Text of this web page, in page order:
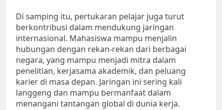
Di samping itu, pertukaran pelajar juga turut
berkontribusi dalam mendukung jaringan
internasional. Mahasiswa mampu menjalin
hubungan dengan rekan-rekan dari berbagai
negara, yang mampu menjadi mitra dalam
penelitian, kerjasama akademik, dan peluang
karier di masa depan. Jaringan ini sering kali
langgeng dan mampu bermanfaat dalam
menangani tantangan global di dunia kerja.